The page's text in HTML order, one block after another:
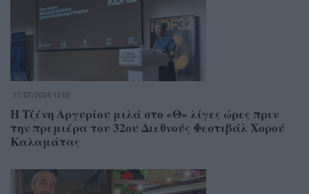
17/07/2026 12:02
Η Τζένη Αργυρίου μιλά στο «Θ» λίγες ώρες πριν
την πρεμιέρα του 32ου Διεθνούς Φεστιβάλ Χορού
Καλαμάτας